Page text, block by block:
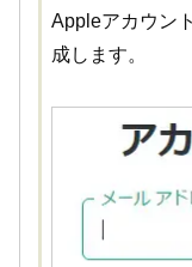
Appleアカウン
成します。